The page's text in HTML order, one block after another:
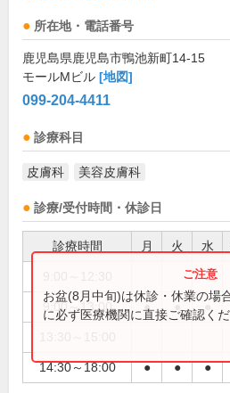
所在地・電話番号
鹿児島県鹿児島市鴨池新町14-15
モールMビル [地図]
099-204-4411
診療科目
皮膚科 美容皮膚科
診療/受付時間・休診日
診療時間 月 火 水
9:00～13:00 ● ● ●
14:30～18:00 ● ● ●
お盆(8月中旬)は休診・休業の場
に必ず医療機関に直接ご確認くだ